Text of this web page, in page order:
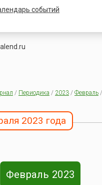
/ Периодика / 2023/ Февраль/
2023 года
Февраль 2023